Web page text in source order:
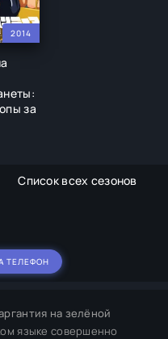
2014
за
Список всех сезонов
ТЕЛЕФОН
на зелёной
языке совершенно